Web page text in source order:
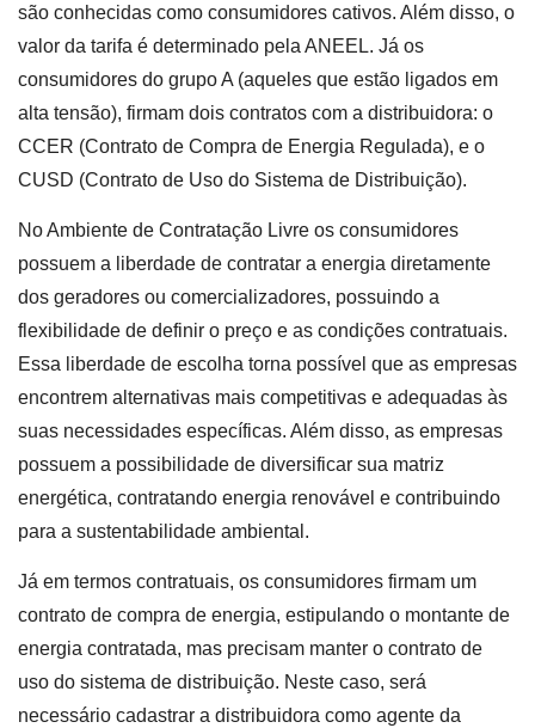
são conhecidas como consumidores cativos. Além disso, o
valor da tarifa é determinado pela ANEEL. Já os
consumidores do grupo A (aqueles que estão ligados em
alta tensão), firmam dois contratos com a distribuidora: o
CCER (Contrato de Compra de Energia Regulada), e o
CUSD (Contrato de Uso do Sistema de Distribuição).
No Ambiente de Contratação Livre os consumidores
possuem a liberdade de contratar a energia diretamente
dos geradores ou comercializadores, possuindo a
flexibilidade de definir o preço e as condições contratuais.
Essa liberdade de escolha torna possível que as empresas
encontrem alternativas mais competitivas e adequadas às
suas necessidades específicas. Além disso, as empresas
possuem a possibilidade de diversificar sua matriz
energética, contratando energia renovável e contribuindo
para a sustentabilidade ambiental.
Já em termos contratuais, os consumidores firmam um
contrato de compra de energia, estipulando o montante de
energia contratada, mas precisam manter o contrato de
uso do sistema de distribuição. Neste caso, será
necessário cadastrar a distribuidora como agente da